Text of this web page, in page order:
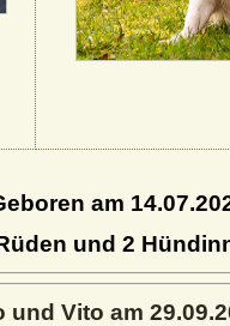
am
und 2
und Vito am